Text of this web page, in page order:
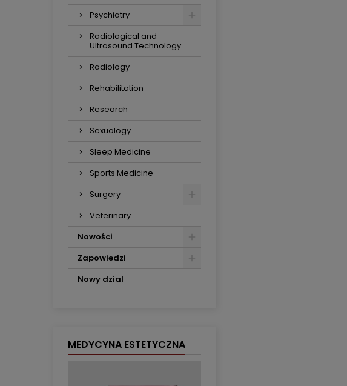
Psychiatry
Radiological and
Ultrasound Technology
Radiology
Rehabilitation
Research
Sexuology
Sleep Medicine
Sports Medicine
Surgery
Veterinary
Nowości
Zapowiedzi
Nowy dzial
MEDYCYNA ESTETYCZNA